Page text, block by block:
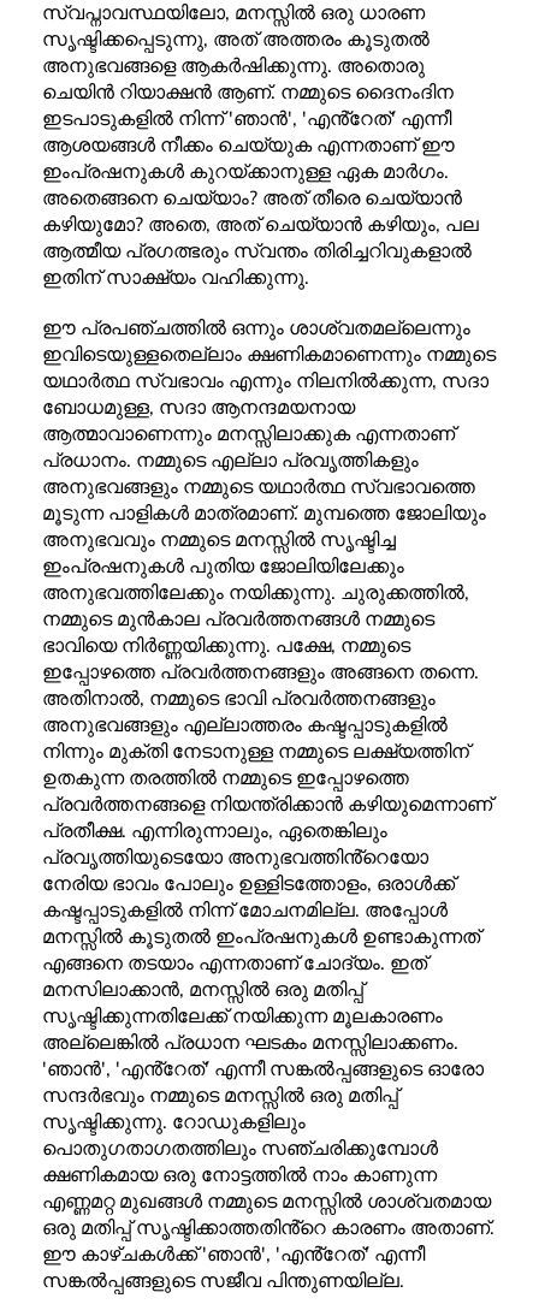
സ്വപ്നാവസ്ഥയിലോ, മനസ്സിൽ ഒരു ധാരണ
സൃഷ്ടിക്കപ്പെടുന്നു, അത് അത്തരം കൂടുതൽ
അനുഭവങ്ങളെ ആകർഷിക്കുന്നു. അതൊരു
ചെയിൻ റിയാക്ഷൻ ആണ്. നമ്മുടെ ദൈനംദിന
ഇടപാടുകളിൽ നിന്ന് 'ഞാൻ', 'എൻ്റേത്' എന്നീ
ആശയങ്ങൾ നീക്കം ചെയ്യുക എന്നതാണ് ഈ
ഇംപ്രഷനുകൾ കുറയ്ക്കാനുള്ള ഏക മാർഗം.
അതെങ്ങനെ ചെയ്യാം? അത് തീരെ ചെയ്യാൻ
കഴിയുമോ? അതെ, അത് ചെയ്യാൻ കഴിയും, പല
ആത്മീയ പ്രഗത്ഭരും സ്വന്തം തിരിച്ചറിവുകളാൽ
ഇതിന് സാക്ഷ്യം വഹിക്കുന്നു.
ഈ പ്രപഞ്ചത്തിൽ ഒന്നും ശാശ്വതമല്ലെന്നും
ഇവിടെയുള്ളതെല്ലാം ക്ഷണികമാണെന്നും നമ്മുടെ
യഥാർത്ഥ സ്വഭാവം എന്നും നിലനിൽക്കുന്ന, സദാ
ബോധമുള്ള, സദാ ആനന്ദമയനായ
ആത്മാവാണെന്നും മനസ്സിലാക്കുക എന്നതാണ്
പ്രധാനം. നമ്മുടെ എല്ലാ പ്രവൃത്തികളും
അനുഭവങ്ങളും നമ്മുടെ യഥാർത്ഥ സ്വഭാവത്തെ
മൂടുന്ന പാളികൾ മാത്രമാണ്. മുമ്പത്തെ ജോലിയും
അനുഭവവും നമ്മുടെ മനസ്സിൽ സൃഷ്ടിച്ച
ഇംപ്രഷനുകൾ പുതിയ ജോലിയിലേക്കും
അനുഭവത്തിലേക്കും നയിക്കുന്നു. ചുരുക്കത്തിൽ,
നമ്മുടെ മുൻകാല പ്രവർത്തനങ്ങൾ നമ്മുടെ
ഭാവിയെ നിർണ്ണയിക്കുന്നു. പക്ഷേ, നമ്മുടെ
ഇപ്പോഴത്തെ പ്രവർത്തനങ്ങളും അങ്ങനെ തന്നെ.
അതിനാൽ, നമ്മുടെ ഭാവി പ്രവർത്തനങ്ങളും
അനുഭവങ്ങളും എല്ലാത്തരം കഷ്ടപ്പാടുകളിൽ
നിന്നും മുക്തി നേടാനുള്ള നമ്മുടെ ലക്ഷ്യത്തിന്
ഉതകുന്ന തരത്തിൽ നമ്മുടെ ഇപ്പോഴത്തെ
പ്രവർത്തനങ്ങളെ നിയന്ത്രിക്കാൻ കഴിയുമെന്നാണ്
പ്രതീക്ഷ. എന്നിരുന്നാലും, ഏതെങ്കിലും
പ്രവൃത്തിയുടെയോ അനുഭവത്തിൻ്റെയോ
നേരിയ ഭാവം പോലും ഉള്ളിടത്തോളം, ഒരാൾക്ക്
കഷ്ടപ്പാടുകളിൽ നിന്ന് മോചനമില്ല. അപ്പോൾ
മനസ്സിൽ കൂടുതൽ ഇംപ്രഷനുകൾ ഉണ്ടാകുന്നത്
എങ്ങനെ തടയാം എന്നതാണ് ചോദ്യം. ഇത്
മനസിലാക്കാൻ, മനസ്സിൽ ഒരു മതിപ്പ്
സൃഷ്ടിക്കുന്നതിലേക്ക് നയിക്കുന്ന മൂലകാരണം
അല്ലെങ്കിൽ പ്രധാന ഘടകം മനസ്സിലാക്കണം.
'ഞാൻ', 'എൻ്റേത്' എന്നീ സങ്കൽപ്പങ്ങളുടെ ഓരോ
സന്ദർഭവും നമ്മുടെ മനസ്സിൽ ഒരു മതിപ്പ്
സൃഷ്ടിക്കുന്നു. റോഡുകളിലും
പൊതുഗതാഗതത്തിലും സഞ്ചരിക്കുമ്പോൾ
ക്ഷണികമായ ഒരു നോട്ടത്തിൽ നാം കാണുന്ന
എണ്ണമറ്റ മുഖങ്ങൾ നമ്മുടെ മനസ്സിൽ ശാശ്വതമായ
ഒരു മതിപ്പ് സൃഷ്ടിക്കാത്തതിൻ്റെ കാരണം അതാണ്.
ഈ കാഴ്ചകൾക്ക് 'ഞാൻ', 'എൻ്റേത്' എന്നീ
സങ്കൽപ്പങ്ങളുടെ സജീവ പിന്തുണയില്ല.